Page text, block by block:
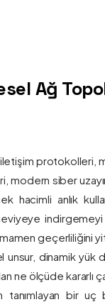
Ağ
protokolleri,
modern siber
hacimli anlık
geçerliliğini
dinamik yük
ne ölçüde kararlı
tanımlayan bir